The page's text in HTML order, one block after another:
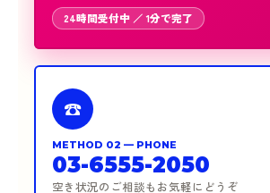
24時間受付中 ／ 1分で完了
☎
METHOD 02 — PHONE
03-6555-2050
空き状況のご相談もお気軽にどうぞ